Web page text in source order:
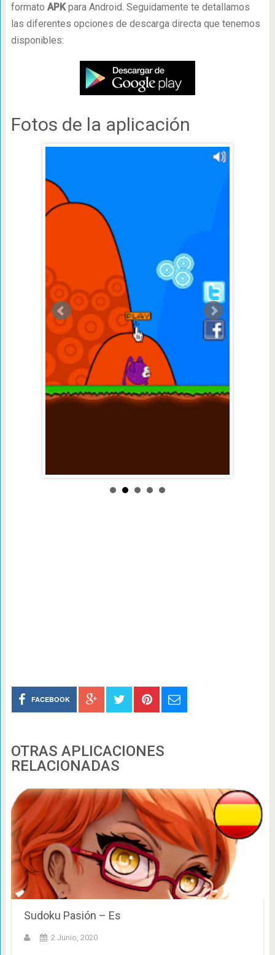
formato APKpara Android. Seguidamente te detallamos
las diferentes opciones de descarga directa que tenemos
disponibles:
Fotos de la aplicación
FACEBOOK
OTRAS APLICACIONES
RELACIONADAS
Sudoku Pasión – Es
2 Junio, 2020